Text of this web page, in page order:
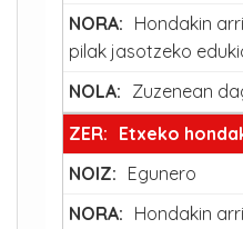
Hondakin
pilak jasotzeko
Zuzenean
Etxeko
Egunero
Hondakin